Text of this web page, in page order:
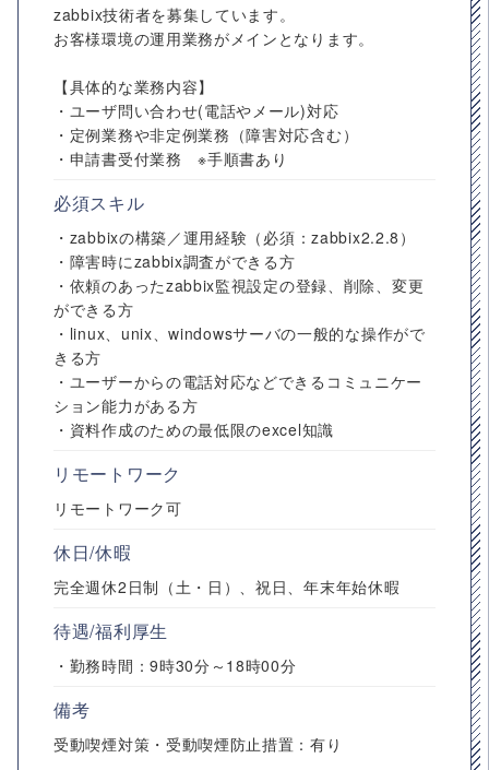
zabbix技術者を募集しています。
お客様環境の運用業務がメインとなります。
【具体的な業務内容】
・ユーザ問い合わせ(電話やメール)対応
・定例業務や非定例業務（障害対応含む）
・申請書受付業務 ※手順書あり
必須スキル
・zabbixの構築／運用経験（必須：zabbix2.2.8）
・障害時にzabbix調査ができる方
・依頼のあったzabbix監視設定の登録、削除、変更
ができる方
・linux、unix、windowsサーバの一般的な操作がで
きる方
・ユーザーからの電話対応などできるコミュニケー
ション能力がある方
・資料作成のための最低限のexcel知識
リモートワーク
リモートワーク可
休日/休暇
完全週休2日制（土・日）、祝日、年末年始休暇
待遇/福利厚生
・勤務時間：9時30分～18時00分
備考
受動喫煙対策・受動喫煙防止措置：有り